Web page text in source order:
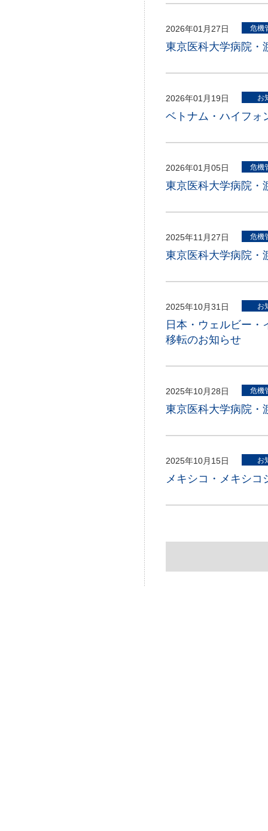
2026年01月27日 危機
東京医科大学病院
2026年01月19日 お
ベトナム・ハイフォ
2026年01月05日 危機
東京医科大学病院
2025年11月27日 危機
東京医科大学病院
2025年10月31日 お
日本・ウェルビー
移転のお知らせ
2025年10月28日 危機
東京医科大学病院
2025年10月15日 お
メキシコ・メキシコ